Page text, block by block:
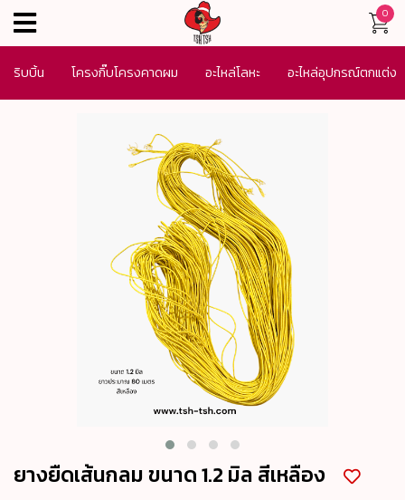
0
menu
ริบบิ้น โครงกิ๊บโครงคาดผม อะไหล่โลหะ อะไหล่อุปกรณ์ตกแต่ง
ยางยืดเส้นกลม ขนาด 1.2 มิล สีเหลือง